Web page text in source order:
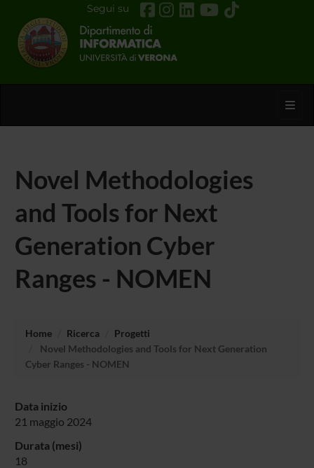
Segui su
Novel Methodologies
and Tools for Next
Generation Cyber
Ranges - NOMEN
Home Ricerca
Progetti
Novel Methodologies and Tools for Next Generation
Cyber Ranges - NOMEN
Data inizio
21 maggio 2024
Durata (mesi)
18